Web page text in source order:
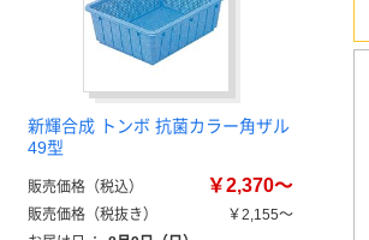
新輝合成 トンボ 抗菌カラー角ザル
49型
販売価格（税込） ￥2,370～
販売価格（税抜き）
￥2,155～